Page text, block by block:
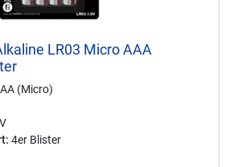
LR03 Micro AAA
(Micro)
4er Blister